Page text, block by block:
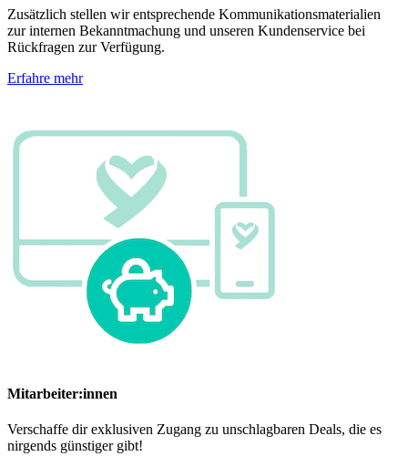
Zusätzlich stellen wir entsprechende Kommunikationsmaterialien
zur internen Bekanntmachung und unseren Kundenservice bei
Rückfragen zur Verfügung.
Erfahre mehr
Mitarbeiter:innen
Verschaffe dir exklusiven Zugang zu unschlagbaren Deals, die es
nirgends günstiger gibt!